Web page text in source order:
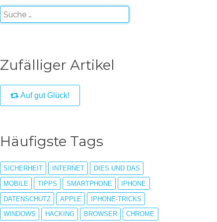
Zufälliger Artikel
Auf gut Glück!
Häufigste Tags
SICHERHEIT INTERNET DIES UND DAS
MOBILE TIPPS SMARTPHONE IPHONE
DATENSCHUTZ APPLE IPHONE-TRICKS
WINDOWS HACKING BROWSER CHROME